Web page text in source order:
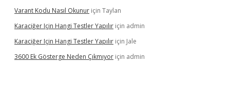
Varant Kodu Nasıl Okunur için Taylan
Karaciğer Için Hangi Testler Yapılır için admin
Karaciğer Için Hangi Testler Yapılır için Jale
3600 Ek Gösterge Neden Çıkmıyor için admin